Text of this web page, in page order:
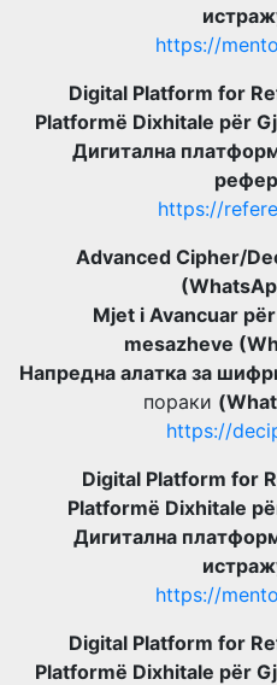
https://
Digital Platform for
Platformë Dixhitale për
Дигитална
https://
Advanced Cipher/
Mjet i Avancuar
mesazheve
Напредна алатка за
пораки
https://
Digital Platform for
Platformë Dixhitale
Дигитална
https://
Digital Platform for
Platformë Dixhitale për